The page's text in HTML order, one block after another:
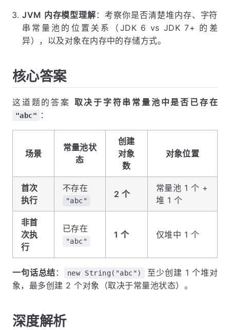
JVM 内存模型理解 ：考察你是否清楚堆内存、字符
串常量池的位置关系（JDK 6 vs JDK 7+ 的差
异），以及对象在内存中的存储方式。
核心答案
这道题的答案 取决于字符串常量池中是否已存在
"abc" ：
场景
常量池状
态
创建
对象
数
对象位置
首次
执行
不存在
"abc"
2 个
常量池 1 个 +
堆 1 个
非首
次执
行
已存在
"abc"
1 个 仅堆中 1 个
一句话总结 ： new String("abc")
至少创建 1 个堆对
象，最多创建 2 个对象（取决于常量池状态）。
深度解析